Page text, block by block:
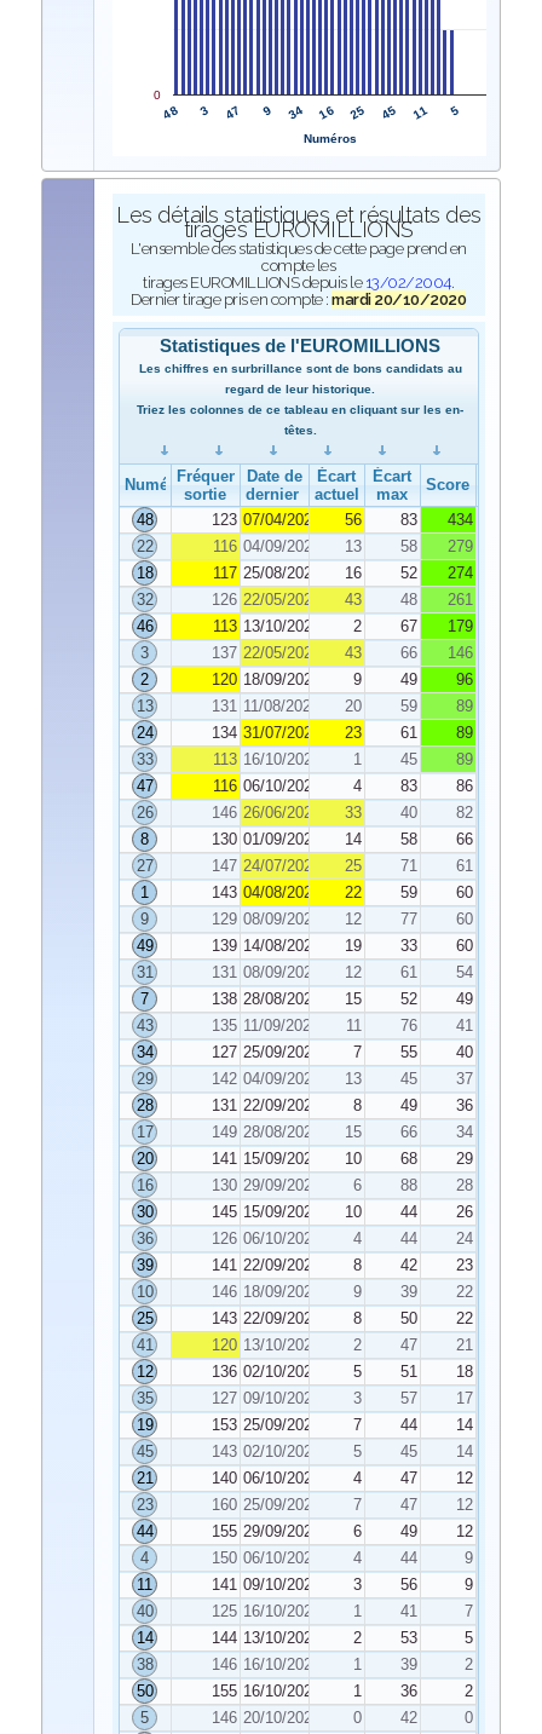
48 3 47 9 34 16 25 45 11 5
0
Numéros
Les détails statistiques et résultats des
tirages EUROMILLIONS
L'ensemble des statistiques de cette page prend en
compte les
tirages EUROMILLIONS depuis le 13/02/2004.
Dernier tirage pris en compte :mardi 20/10/2020
Statistiques de l'EUROMILLIONS
Les chiffres en surbrillance sont de bons candidats au
regard de leur historique.
Triez les colonnes de ce tableau en cliquant sur les en-
têtes.
NuméroFréquence de
sortie
Date de
dernier tirage
Écart
actuel
Écart
max
Score
48
123 07/04/2020 56 83
434
22
116 04/09/2020 13 58
279
18
117 25/08/2020 16 52
274
32
126 22/05/2020 43 48
261
46
113 13/10/2020 2 67
179
3
137 22/05/2020 43 66
146
2
120 18/09/2020 9 49
96
13
131 11/08/2020 20 59
89
24
134 31/07/2020 23 61
89
33
113 16/10/2020 1 45
89
47
116 06/10/2020 4 83
86
26
146 26/06/2020 33 40
82
8
130 01/09/2020 14 58
66
27
147 24/07/2020 25 71
61
1
143 04/08/2020 22 59
60
9
129 08/09/2020 12 77
60
49
139 14/08/2020 19 33
60
31
131 08/09/2020 12 61
54
7
138 28/08/2020 15 52
49
43
135 11/09/2020 11 76
41
34
127 25/09/2020 7 55
40
29
142 04/09/2020 13 45
37
28
131 22/09/2020 8 49
36
17
149 28/08/2020 15 66
34
20
141 15/09/2020 10 68
29
16
130 29/09/2020 6 88
28
30
145 15/09/2020 10 44
26
36
126 06/10/2020 4 44
24
39
141 22/09/2020 8 42
23
10
146 18/09/2020 9 39
22
25
143 22/09/2020 8 50
22
41
120 13/10/2020 2 47
21
12
136 02/10/2020 5 51
18
35
127 09/10/2020 3 57
17
19
153 25/09/2020 7 44
14
45
143 02/10/2020 5 45
14
21
140 06/10/2020 4 47
12
23
160 25/09/2020 7 47
12
44
155 29/09/2020 6 49
12
4
150 06/10/2020 4 44
9
11
141 09/10/2020 3 56
9
40
125 16/10/2020 1 41
7
14
144 13/10/2020 2 53
5
38
146 16/10/2020 1 39
2
50
155 16/10/2020 1 36
2
5
146 20/10/2020 0 42
0